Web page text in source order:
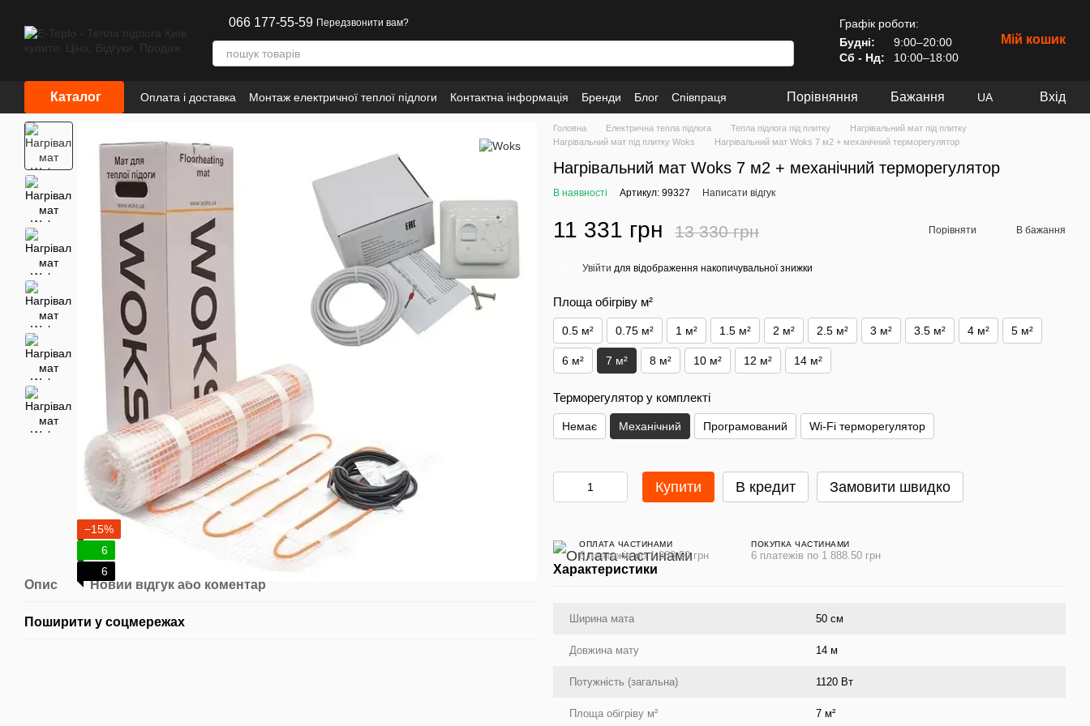
066 177-55-59 Передзвонити вам?
Графік роботи:
Будні:
9:00–20:00
Сб - Нд:
10:00–18:00
Мій кошик
Каталог Оплата і доставка Монтаж електричної теплої підлоги Контактна інформація Бренди Блог
Співпраця
Інформація
Порівняння Бажання UA Вхід
−15%
6
6
Опис Новий відгук або коментар
Поширити у соцмережах
Головна Електрична тепла підлога Тепла підлога під плитку
Нагрівальний мат під плитку
Нагрівальний мат під плитку Woks
Нагрівальний мат Woks 7 м2 + механічний терморегулятор
Нагрівальний мат Woks 7 м2 + механічний терморегулятор
В наявності Артикул: 99327 Написати відгук
11 331 грн 13 330 грн Порівняти В бажання
Увійти для відображення накопичувальної знижки
Площа обігріву м²
0.5 м² 0.75 м² 1 м² 1.5 м² 2 м² 2.5 м² 3 м² 3.5 м² 4 м² 5 м²
6 м² 7 м² 8 м² 10 м² 12 м² 14 м²
Терморегулятор у комплекті
Немає Механічний Програмований Wi-Fi терморегулятор
Купити В кредит Замовити швидко
ОПЛАТА ЧАСТИНАМИ
6 платежів по 1 888.50 грн
ПОКУПКА ЧАСТИНАМИ
6 платежів по 1 888.50 грн
Характеристики
Ширина мата 50 см
Довжина мату 14 м
Потужність (загальна) 1120 Вт
Площа обігріву м² 7 м²